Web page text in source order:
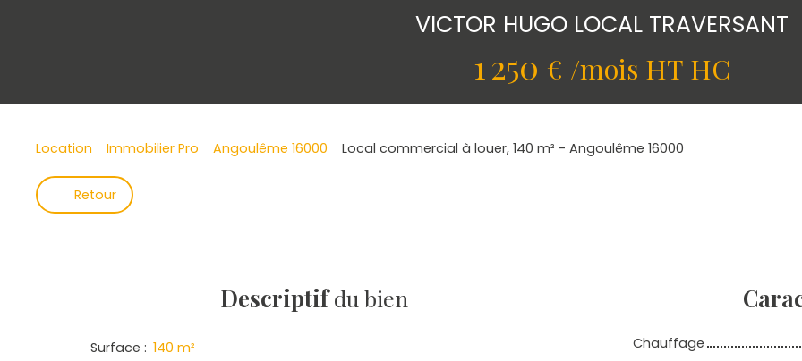
VICTOR HUGO LOCAL TRAVERSANT
1 250 € /mois HT HC
Location Immobilier Pro Angoulême 16000 Local commercial à louer, 140 m² - Angoulême 16000
Retour
Descriptifdu bien
Surface : 140 m² Chauffage